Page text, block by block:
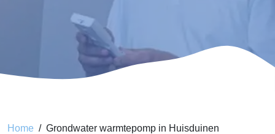
Home Grondwater warmtepomp in Huisduinen